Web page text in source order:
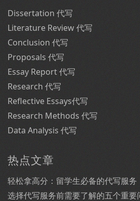
Dissertation 代写
Literature Review 代写
Conclusion 代写
Proposals 代写
Essay Report 代写
Research 代写
Reflective Essays代写
Research Methods 代写
Data Analysis 代写
热点文章
轻松拿高分：留学生必备的代写服务
选择代写服务前需要了解的五个重要